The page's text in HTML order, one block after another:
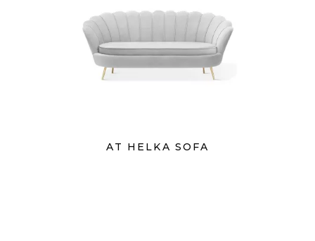
AT HELKA SOFA